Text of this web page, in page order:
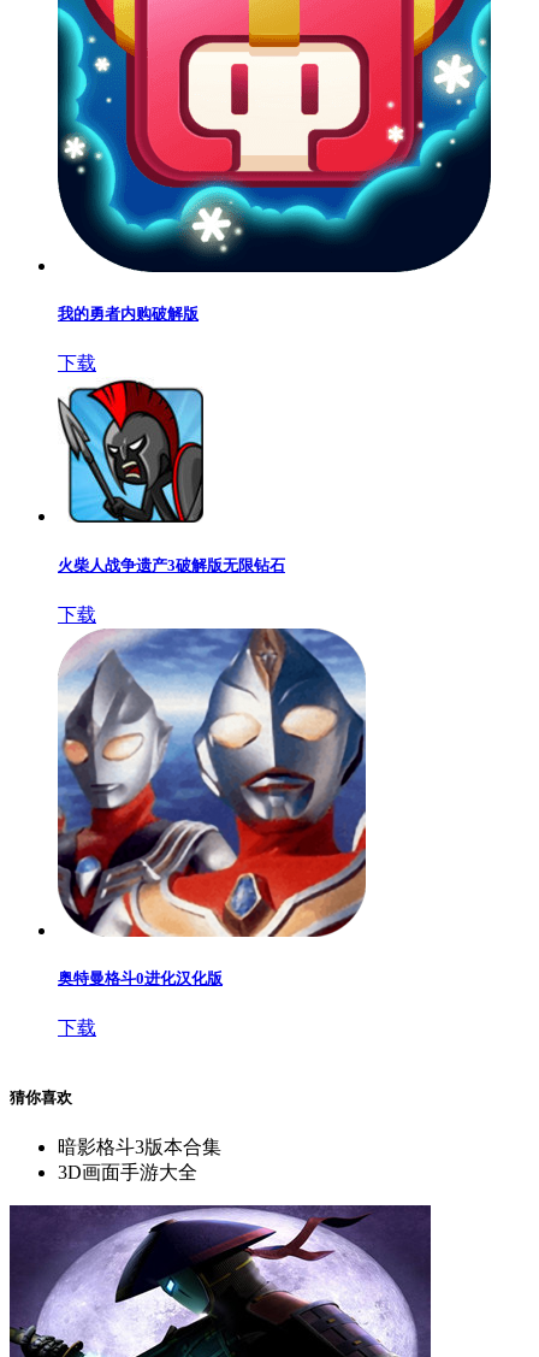
我的勇者内购破解版
下载
火柴人战争遗产3破解版无限钻石
下载
奥特曼格斗0进化汉化版
下载
猜你喜欢
暗影格斗3版本合集
3D画面手游大全